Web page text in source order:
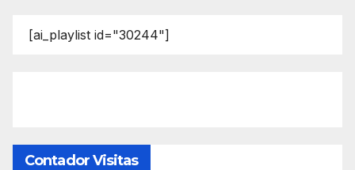
[ai_playlist id="30244"]
Contador Visitas